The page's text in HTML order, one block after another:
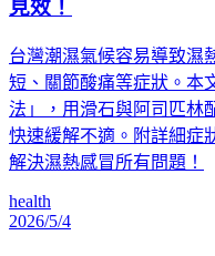
見效！
台灣潮濕氣候容易導致濕
短、關節酸痛等症狀。本
法」，用滑石與阿司匹林
快速緩解不適。附詳細症
解決濕熱感冒所有問題！
health
2026/5/4